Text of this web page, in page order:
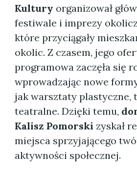
Kultury organizował
festiwale i imprezy
które przyciągały
okolic. Z czasem, jego
programowa zaczęła się
wprowadzając nowe
jak warsztaty plastyczne,
teatralne. Dzięki temu,
Kalisz Pomorski zyskał
miejsca sprzyjającego
aktywności społecznej.